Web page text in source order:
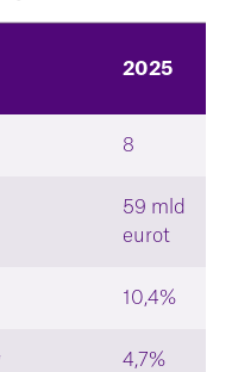
2025
8
59 mld
eurot
10,4%
4,7%